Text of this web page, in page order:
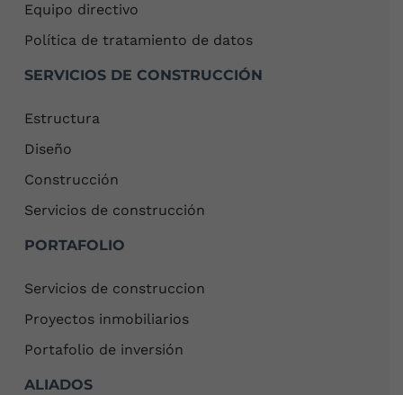
Equipo directivo
Política de tratamiento de datos
SERVICIOS DE CONSTRUCCIÓN
Estructura
Diseño
Construcción
Servicios de construcción
PORTAFOLIO
Servicios de construccion
Proyectos inmobiliarios
Portafolio de inversión
ALIADOS